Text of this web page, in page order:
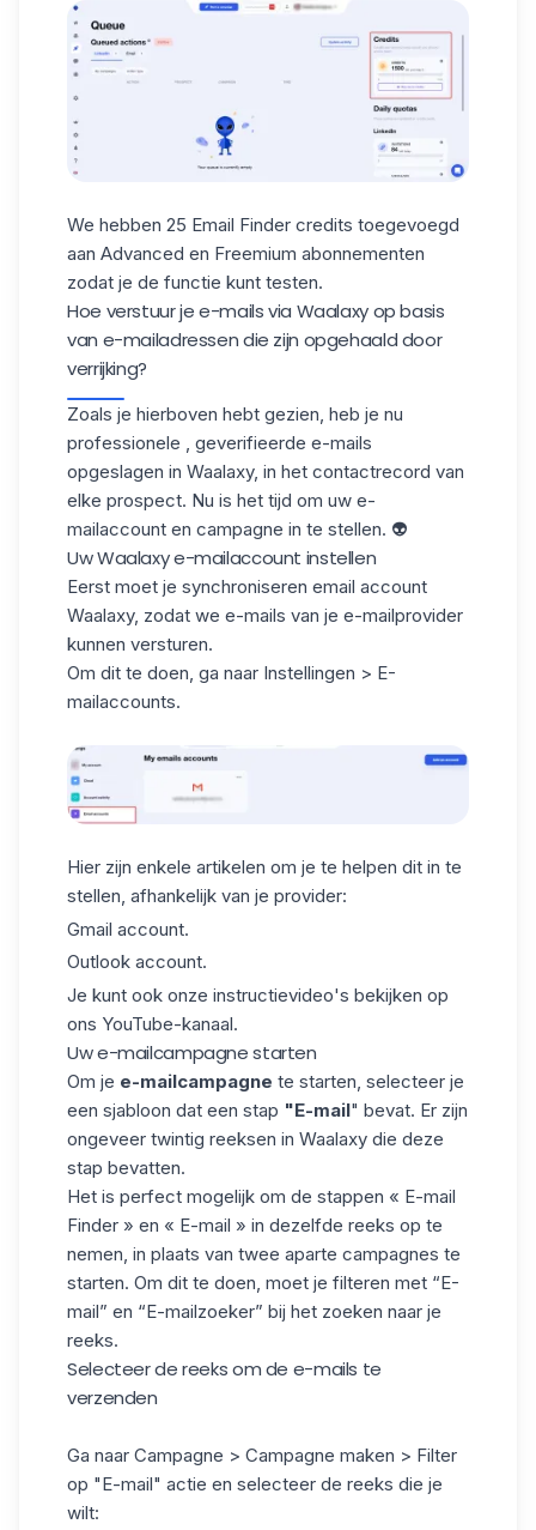
We hebben 25 Email Finder credits toegevoegd
aan Advanced en Freemium abonnementen
zodat je de functie kunt testen.
Hoe verstuur je e-mails via Waalaxy op basis
van e-mailadressen die zijn opgehaald door
verrijking?
Zoals je hierboven hebt gezien, heb je nu
professionele , geverifieerde e-mails
opgeslagen in Waalaxy, in het contactrecord van
elke prospect. Nu is het tijd om uw e-
mailaccount en campagne in te stellen. 👽
Uw Waalaxy e-mailaccount instellen
Eerst moet je synchroniseren email account
Waalaxy, zodat we e-mails van je e-mailprovider
kunnen versturen.
Om dit te doen, ga naar Instellingen > E-
mailaccounts.
Hier zijn enkele artikelen om je te helpen dit in te
stellen, afhankelijk van je provider:
Gmail account.
Outlook account.
Je kunt ook onze instructievideo's bekijken op
ons YouTube-kanaal.
Uw e-mailcampagne starten
Om je e-mailcampagne te starten, selecteer je
een sjabloon dat een stap "E-mail" bevat. Er zijn
ongeveer twintig reeksen in Waalaxy die deze
stap bevatten.
Het is perfect mogelijk om de stappen « E-mail
Finder » en « E-mail » in dezelfde reeks op te
nemen, in plaats van twee aparte campagnes te
starten. Om dit te doen, moet je filteren met “E-
mail” en “E-mailzoeker” bij het zoeken naar je
reeks.
Selecteer de reeks om de e-mails te
verzenden
Ga naar Campagne > Campagne maken > Filter
op "E-mail" actie en selecteer de reeks die je
wilt: